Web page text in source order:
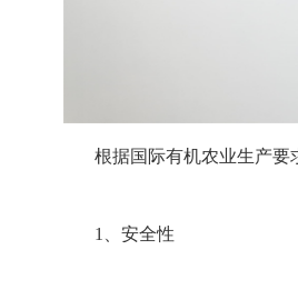
根据国际有机农业生产要
1、安全性